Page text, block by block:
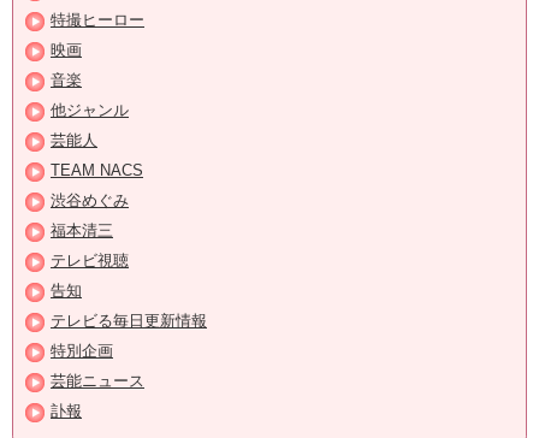
特撮ヒーロー
映画
音楽
他ジャンル
芸能人
TEAM NACS
渋谷めぐみ
福本清三
テレビ視聴
告知
テレビる毎日更新情報
特別企画
芸能ニュース
訃報